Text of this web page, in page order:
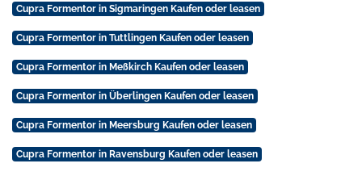
Cupra Formentor in Sigmaringen Kaufen oder leasen
Cupra Formentor in Tuttlingen Kaufen oder leasen
Cupra Formentor in Meßkirch Kaufen oder leasen
Cupra Formentor in Überlingen Kaufen oder leasen
Cupra Formentor in Meersburg Kaufen oder leasen
Cupra Formentor in Ravensburg Kaufen oder leasen